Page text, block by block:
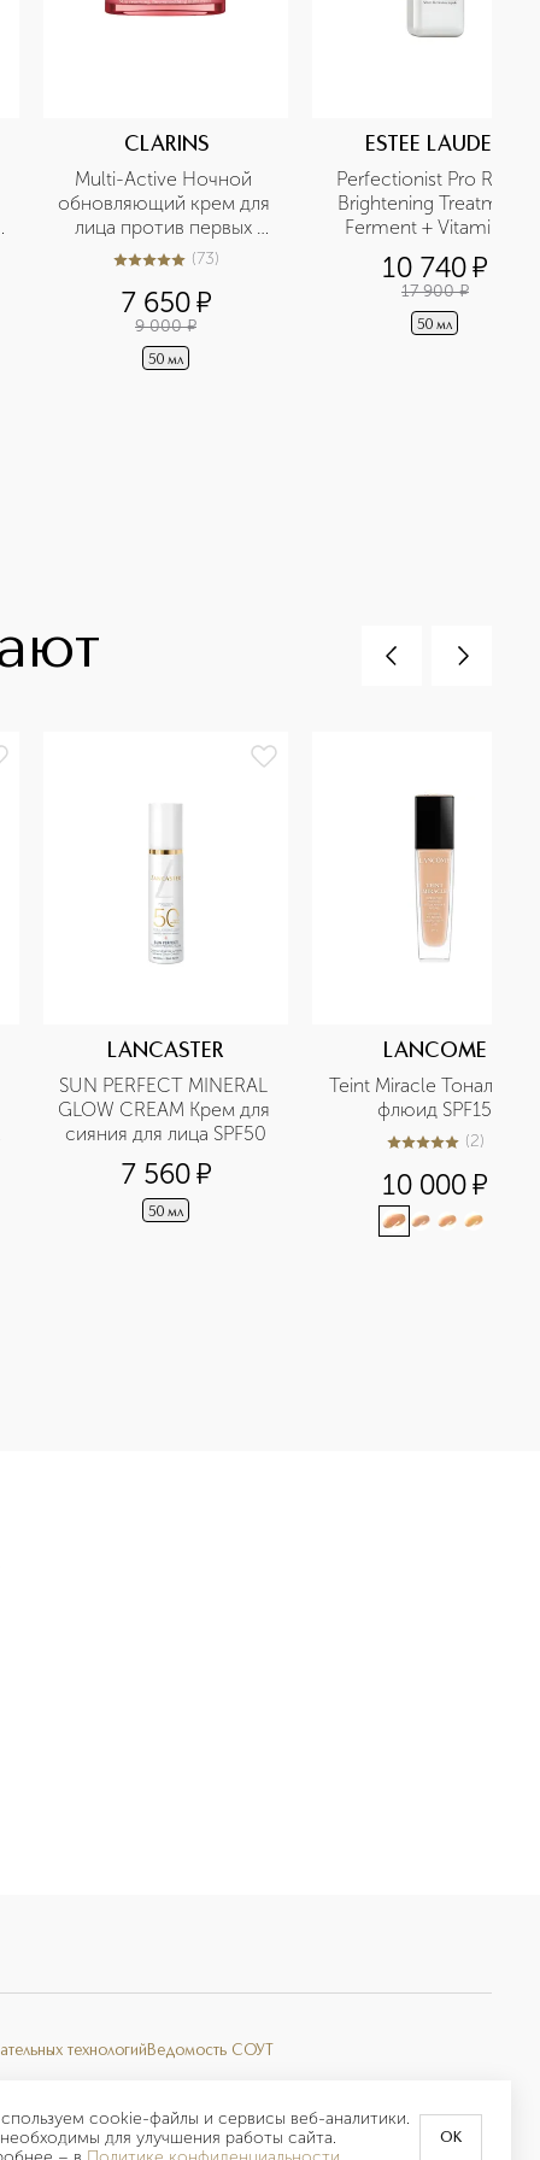
cookie-файлы и сервисы веб-аналитики.
для улучшения работы сайта.
OK
CLARINS
Multi-Active Ночной
обновляющий крем для
лица против первых
возрастных изменений
5из 573 (73)
7 650¤
9 000 ¤
50 мл
ESTEE LAUDER
Perfectionist Pro Rapid
Brightening Treatment
Ferment + Vitamin C
Сыворотка "Быстрое
выравнивание тона
кожи" с витаминоми
ферментами
10 740¤
17 900 ¤
50 мл
LANCASTER
SUN PERFECT MINERAL
GLOW CREAM Крем для
сияния для лица SPF50
7 560¤
50 мл
LANCOME
Teint Miracle Тональный
флюид SPF15
5из 52 (2)
10 000¤
технологий Ведомость СОУТ